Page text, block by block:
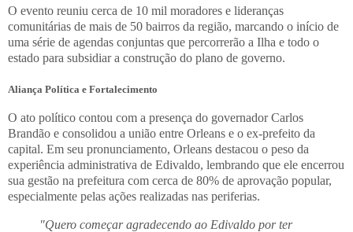
O evento reuniu cerca de 10 mil moradores e lideranças
comunitárias de mais de 50 bairros da região, marcando o início de
uma série de agendas conjuntas que percorrerão a Ilha e todo o
estado para subsidiar a construção do plano de governo.
Aliança Política e Fortalecimento
O ato político contou com a presença do governador Carlos
Brandão e consolidou a união entre Orleans e o ex-prefeito da
capital. Em seu pronunciamento, Orleans destacou o peso da
experiência administrativa de Edivaldo, lembrando que ele encerrou
sua gestão na prefeitura com cerca de 80% de aprovação popular,
especialmente pelas ações realizadas nas periferias.
"Quero começar agradecendo ao Edivaldo por ter